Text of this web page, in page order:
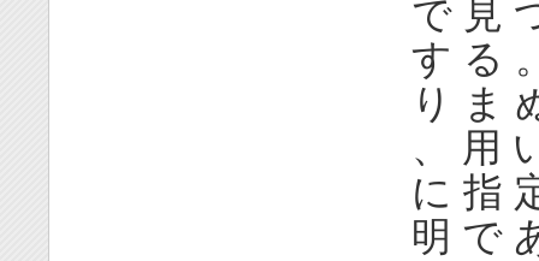
で 見
す る
り ま
、 用
に 指
明 で